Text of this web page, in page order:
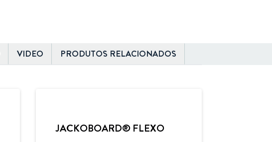
VIDEO PRODUTOS RELACIONADOS
JACKOBOARD® FLEXO